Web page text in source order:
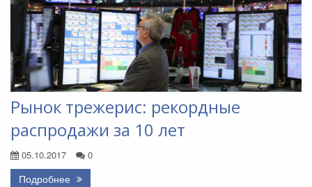
Рынок трежерис: рекордные
распродажи за 10 лет
05.10.2017 0
Подробнее